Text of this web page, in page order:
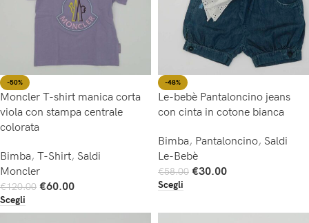
-50%
Moncler T-shirt manica corta
viola con stampa centrale
colorata
Bimba, T-Shirt, Saldi
Moncler
€120.00 €60.00
Scegli
-48%
Le-bebè Pantaloncino jeans
con cinta in cotone bianca
Bimba, Pantaloncino, Saldi
Le-Bebè
€58.00 €30.00
Scegli